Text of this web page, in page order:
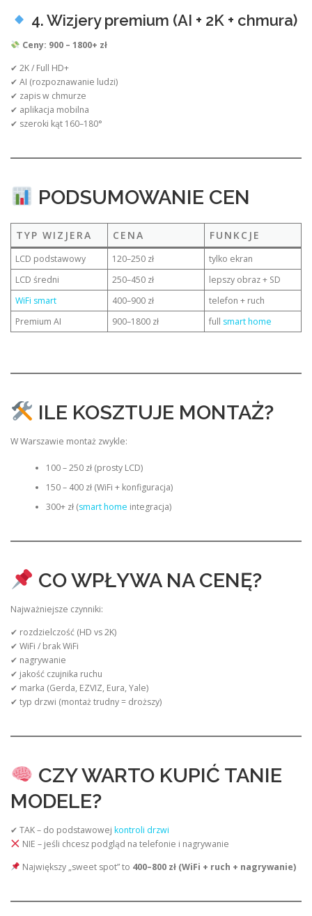
4. Wizjery premium (AI + 2K + chmura)
Ceny: 900 – 1800+ zł
✔ 2K / Full HD+
✔ AI (rozpoznawanie ludzi)
✔ zapis w chmurze
✔ aplikacja mobilna
✔ szeroki kąt 160–180°
PODSUMOWANIE CEN
TYP WIZJERA CENA FUNKCJE
LCD podstawowy 120–250 zł
tylko ekran
LCD średni
250–450 zł
lepszy obraz + SD
WiFi smart
400–900 zł
telefon + ruch
Premium AI
900–1800 zł full smart home
ILE KOSZTUJE MONTAŻ?
W Warszawie montaż zwykle:
100 – 250 zł (prosty LCD)
150 – 400 zł (WiFi + konfiguracja)
300+ zł (smart home integracja)
CO WPŁYWA NA CENĘ?
Najważniejsze czynniki:
✔ rozdzielczość (HD vs 2K)
✔ WiFi / brak WiFi
✔ nagrywanie
✔ jakość czujnika ruchu
✔ marka (Gerda, EZVIZ, Eura, Yale)
✔ typ drzwi (montaż trudny = droższy)
CZY WARTO KUPIĆ TANIE
MODELE?
✔ TAK – do podstawowej kontroli drzwi
NIE – jeśli chcesz podgląd na telefonie i nagrywanie
Największy „sweet spot” to 400–800 zł (WiFi + ruch + nagrywanie)